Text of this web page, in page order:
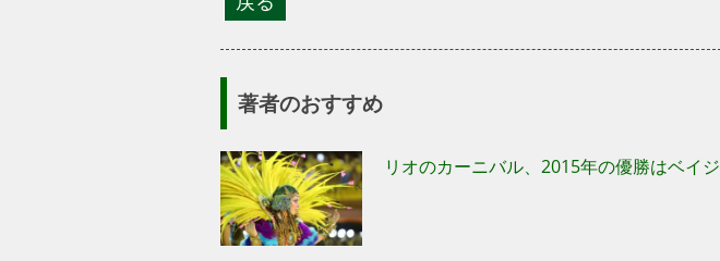
著者のおすすめ
リオのカーニバル、2015年の優勝はベイ